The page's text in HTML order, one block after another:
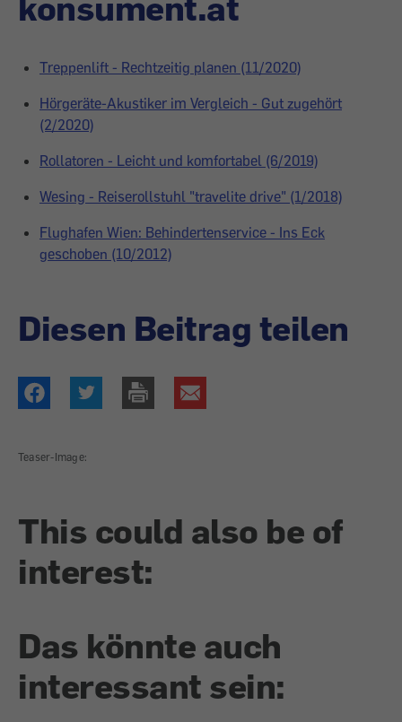
Treppenlift - Rechtzeitig planen (11/2020)
Hörgeräte-Akustiker im Vergleich - Gut zugehört
(2/2020)
Rollatoren - Leicht und komfortabel (6/2019)
Wesing - Reiserollstuhl "travelite drive" (1/2018)
Flughafen Wien: Behindertenservice - Ins Eck
geschoben (10/2012)
Diesen Beitrag teilen
Teaser-Image:
This could also be of
interest:
Das könnte auch
interessant sein: